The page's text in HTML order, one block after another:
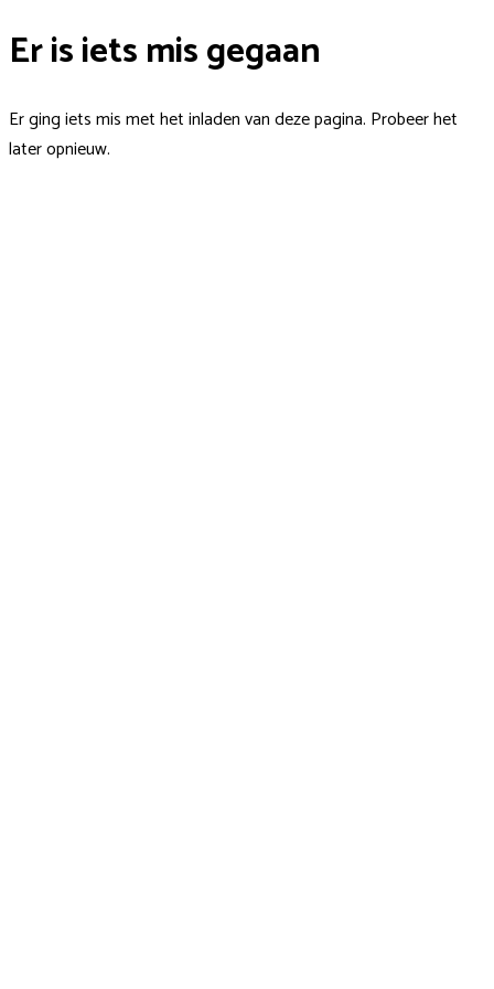
Er is iets mis gegaan
Er ging iets mis met het inladen van deze pagina. Probeer het
later opnieuw.